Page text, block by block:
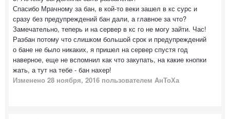
Спасибо Мрачному за бан, в кой-то веки зашел в кс сурс и
сразу без предупреждений бан дали, а главное за что?
Замечательно, теперь и на сервер в кс го не могу зайти. Час!
Разбан потому что слишком большой срок и предупреждений
о бане не было никаких, я пришел на сервер спустя год
наверное, еще не вспомнил как что закупать, на какие кнопки
жать, а тут на тебе - бан нахер!
Изменено 28 ноября, 2016 пользователем AнТоХа